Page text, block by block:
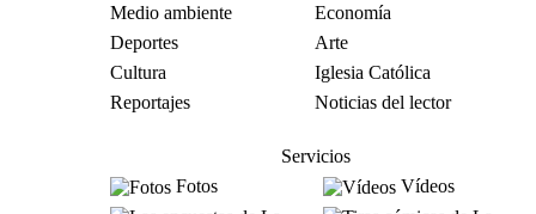
Medio ambiente
Economía
Deportes
Arte
Cultura
Iglesia Católica
Reportajes
Noticias del lector
Servicios
Fotos
Vídeos